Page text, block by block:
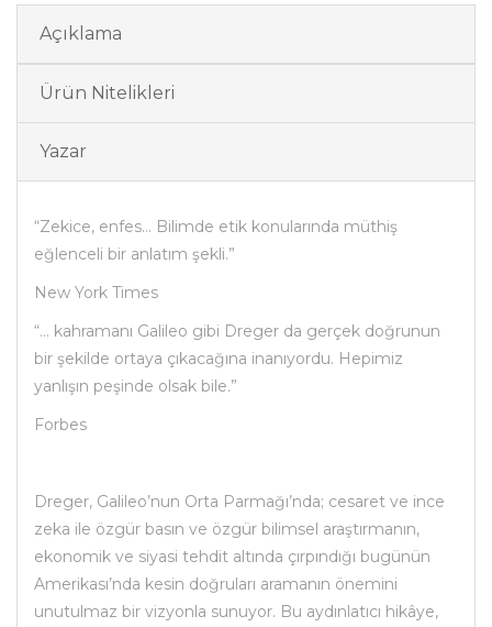
Açıklama
Ürün Nitelikleri
Yazar
“Zekice, enfes… Bilimde etik konularında müthiş
eğlenceli bir anlatım şekli.”
New York Times
“… kahramanı Galileo gibi Dreger da gerçek doğrunun
bir şekilde ortaya çıkacağına inanıyordu. Hepimiz
yanlışın peşinde olsak bile.”
Forbes
Dreger, Galileo’nun Orta Parmağı’nda; cesaret ve ince
zeka ile özgür basın ve özgür bilimsel araştırmanın,
ekonomik ve siyasi tehdit altında çırpındığı bugünün
Amerikası’nda kesin doğruları aramanın önemini
unutulmaz bir vizyonla sunuyor. Bu aydınlatıcı hikâye,